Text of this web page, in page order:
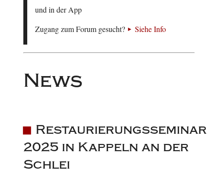
und in der App
Zugang zum Forum gesucht?
Siehe Info
News
Restaurierungsseminar
2025 in Kappeln an der
Schlei